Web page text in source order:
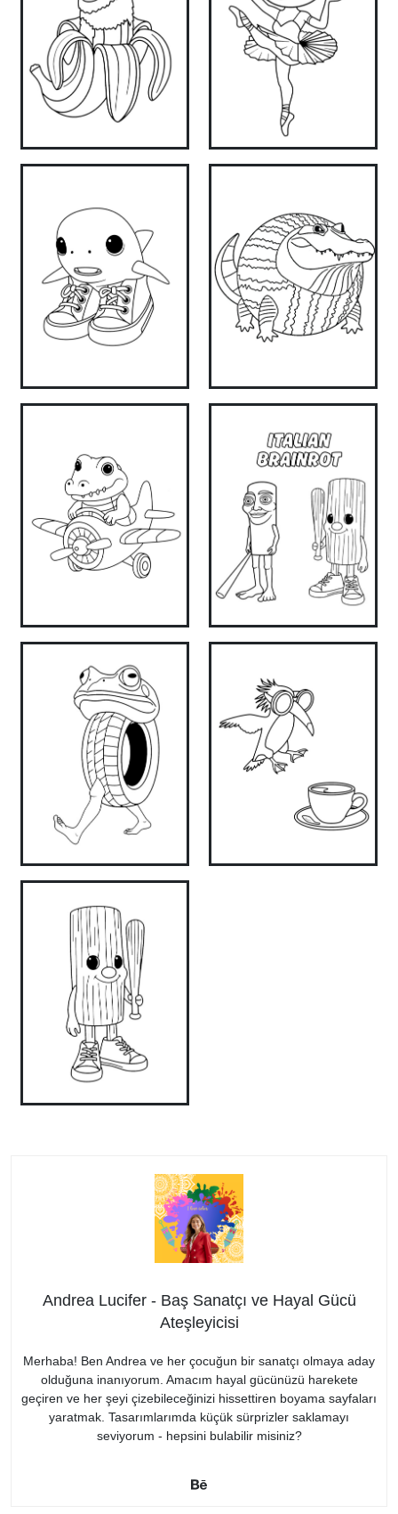
Andrea Lucifer - Baş Sanatçı ve Hayal Gücü
Ateşleyicisi
Merhaba! Ben Andrea ve her çocuğun bir sanatçı olmaya aday
olduğuna inanıyorum. Amacım hayal gücünüzü harekete
geçiren ve her şeyi çizebileceğinizi hissettiren boyama sayfaları
yaratmak. Tasarımlarımda küçük sürprizler saklamayı
seviyorum - hepsini bulabilir misiniz?